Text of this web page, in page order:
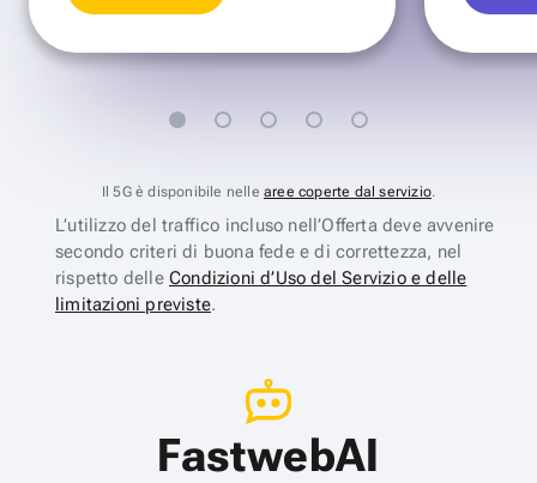
Il 5G è disponibile nelle aree coperte dal servizio.
L’utilizzo del traffico incluso nell’Offerta deve avvenire
secondo criteri di buona fede e di correttezza, nel
rispetto delle Condizioni d’Uso del Servizio e delle
limitazioni previste.
FastwebAI